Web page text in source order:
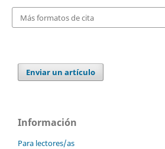
Más formatos de cita
Enviar un artículo
Información
Para lectores/as